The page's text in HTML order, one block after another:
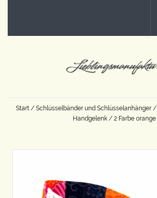
Start / Schlüsselbänder und Schlüsselanhänger /
Handgelenk / 2 Farbe orange